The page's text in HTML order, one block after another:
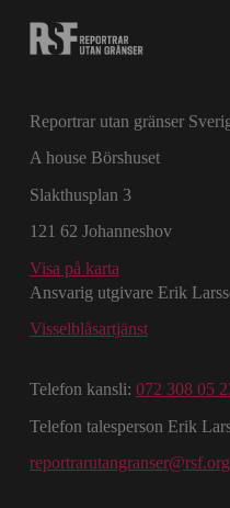
Reportrar utan gränser
A house Börshuset
Slakthusplan 3
121 62 Johanneshov
Visa på karta
Ansvarig utgivare Erik
Visselblåsartjänst
Telefon kansli: 072 308 05
Telefon talesperson Erik
reportrarutangranser@rsf.org